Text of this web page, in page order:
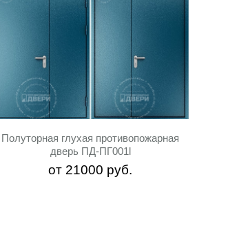
Полуторная глухая противопожарная
дверь ПД-ПГ001l
от 21000 руб.